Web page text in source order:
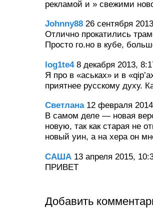
рекламой и » свежими
Johnny88 26 сентября
Отлично прокатились
Просто го.но в кубе,
log1te4 8 декабря 2013,
Я про в «аськах» и в
приятнее русскому духу.
Светлана 12 февраля
В самом деле — новая
новую, так как старая не
новый уин, а на хера он
САША 13 апреля 2015,
ПРИВЕТ
Добавить